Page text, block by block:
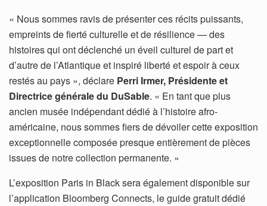
« Nous sommes ravis de présenter ces récits puissants,
empreints de fierté culturelle et de résilience — des
histoires qui ont déclenché un éveil culturel de part et
d’autre de l’Atlantique et inspiré liberté et espoir à ceux
restés au pays », déclare Perri Irmer, Présidente et
Directrice générale du DuSable. « En tant que plus
ancien musée indépendant dédié à l’histoire afro-
américaine, nous sommes fiers de dévoiler cette exposition
exceptionnelle composée presque entièrement de pièces
issues de notre collection permanente. »
L’exposition Paris in Black sera également disponible sur
l’application Bloomberg Connects, le guide gratuit dédié